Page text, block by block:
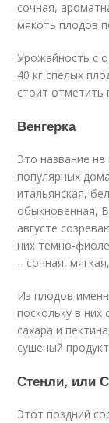
сочная,
мякоть плодов
Урожайность с
40 кг спелых
стоит отметить
Венгерка
Это название
популярных
итальянская,
обыкновенная,
августе
них темно-
– сочная,
Из плодов
поскольку в них
сахара и
сушеный
Стенли, или
Этот поздний